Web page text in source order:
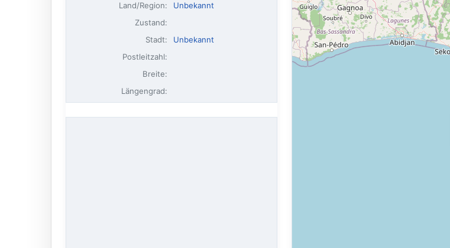
Land/Region:
Unbekannt
Zustand:
Stadt:
Unbekannt
Postleitzahl:
Breite:
Längengrad: